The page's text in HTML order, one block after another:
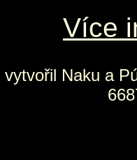
Více
vytvořil Naku a